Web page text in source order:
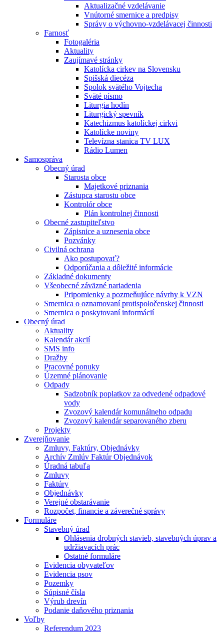
Aktualizačné vzdelávanie
Vnútorné smernice a predpisy
Správy o výchovno-vzdelávacej činnosti
Farnosť
Fotogaléria
Aktuality
Zaujímavé stránky
Katolícka cirkev na Slovensku
Spišská diecéza
Spolok svätého Vojtecha
Sväté písmo
Liturgia hodín
Liturgický spevník
Katechizmus katolíckej cirkvi
Katolícke noviny
Televízna stanica TV LUX
Rádio Lumen
Samospráva
Obecný úrad
Starosta obce
Majetkové priznania
Zástupca starostu obce
Kontrolór obce
Plán kontrolnej činnosti
Obecné zastupiteľstvo
Zápisnice a uznesenia obce
Pozvánky
Civilná ochrana
Ako postupovať?
Odporúčania a dôležité informácie
Základné dokumenty
Všeobecné záväzné nariadenia
Pripomienky a pozmeňujúce návrhy k VZN
Smernica o oznamovaní protispoločenskej činnosti
Smernica o poskytovaní informácií
Obecný úrad
Aktuality
Kalendár akcií
SMS info
Dražby
Pracovné ponuky
Územné plánovanie
Odpady
Sadzobník poplatkov za odvedené odpadové
vody
Zvozový kalendár komunálneho odpadu
Zvozový kalendár separovaného zberu
Projekty
Zverejňovanie
Zmluvy, Faktúry, Objednávky
Archív Zmlúv Faktúr Objednávok
Úradná tabuľa
Zmluvy
Faktúry
Objednávky
Verejné obstarávanie
Rozpočet, financie a záverečné správy
Formuláre
Stavebný úrad
Ohlásenia drobných stavieb, stavebných úprav a
udržiavacích prác
Ostatné formuláre
Evidencia obyvateľov
Evidencia psov
Pozemky
Súpisné čísla
Výrub drevín
Podanie daňového priznania
Voľby
Referendum 2023